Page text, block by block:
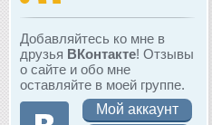
Добавляйтесь ко мне в
друзья ВКонтакте! Отзывы
о сайте и обо мне
оставляйте в моей группе.
Мой аккаунт